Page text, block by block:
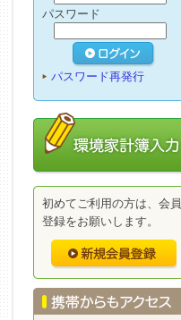
パスワード
パスワード再発行
初めてご利用の方は、会員
登録をお願いします。